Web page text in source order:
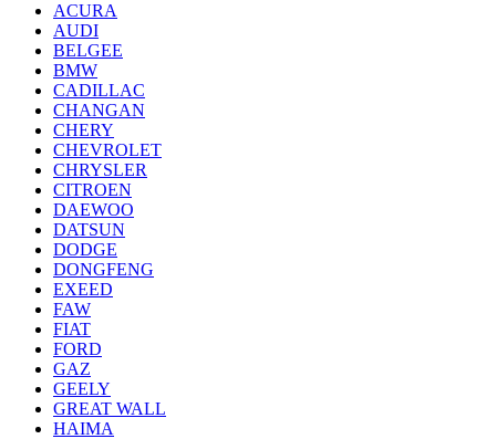
ACURA
AUDI
BELGEE
BMW
CADILLAC
CHANGAN
CHERY
CHEVROLET
CHRYSLER
CITROEN
DAEWOO
DATSUN
DODGE
DONGFENG
EXEED
FAW
FIAT
FORD
GAZ
GEELY
GREAT WALL
HAIMA